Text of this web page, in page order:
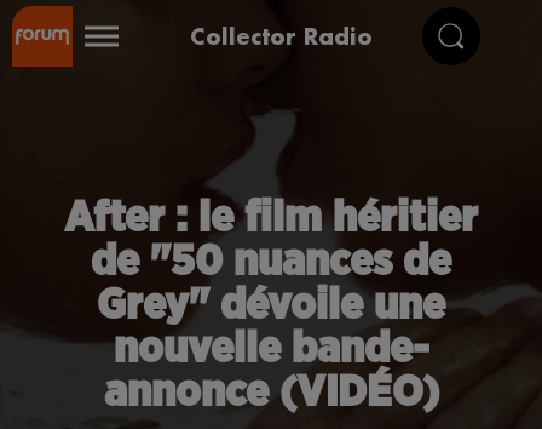
Collector Radio
After : le film héritier
de "50 nuances de
Grey" dévoile une
nouvelle bande-
annonce (VIDÉO)